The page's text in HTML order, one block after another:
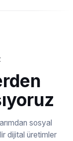
sosyal
dijital üretimler